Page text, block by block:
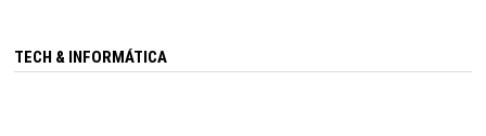
TECH & INFORMÁTICA